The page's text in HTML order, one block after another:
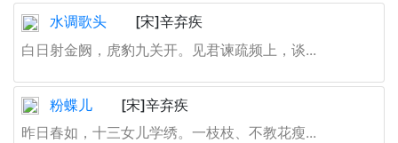
水调歌头
[宋]辛弃疾
白日射金阙，虎豹九关开。见君谏疏频上，谈...
粉蝶儿
[宋]辛弃疾
昨日春如，十三女儿学绣。一枝枝、不教花瘦...